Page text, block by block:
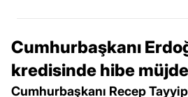
Cumhurbaşkanı
kredisinde hibe
Cumhurbaşkanı Recep